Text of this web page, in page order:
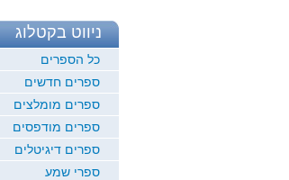
ניווט בקטלוג
כל הספרים
ספרים חדשים
ספרים מומלצים
ספרים מודפסים
ספרים דיגיטלים
ספרי שמע